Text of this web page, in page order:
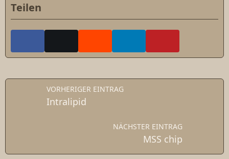
Teilen
VORHERIGER EINTRAG
Intralipid
NÄCHSTER EINTRAG
MSS chip